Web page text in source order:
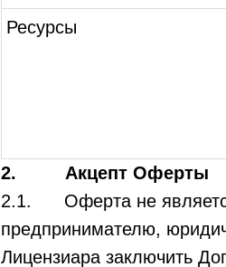
Ресурсы
2. Акцепт Оферты
2.1. Оферта не является
предпринимателю,
Лицензиара заключить